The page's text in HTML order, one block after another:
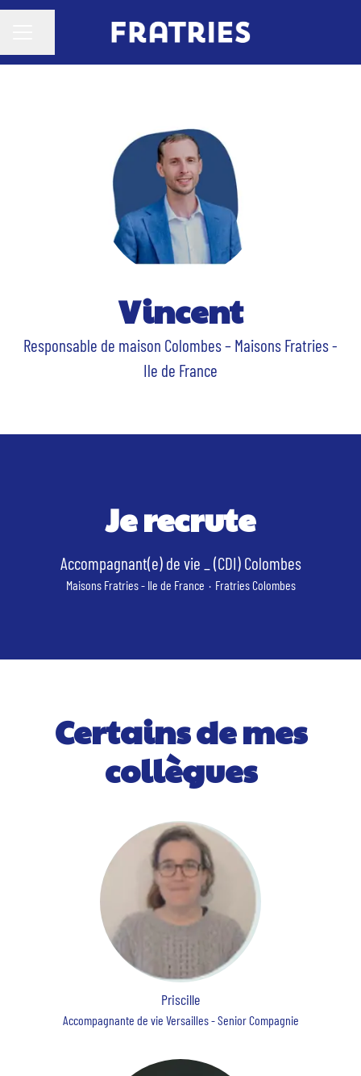
Vincent
Responsable de maison Colombes – Maisons Fratries -
Ile de France
Je recrute
Accompagnant(e) de vie _ (CDI) Colombes
Maisons Fratries - Ile de France · Fratries Colombes
Certains de mes
collègues
Priscille
Accompagnante de vie Versailles - Senior Compagnie